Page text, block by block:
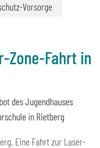
Vorsorge
Zone-Fahrt in
des Jugendhauses
in Rietberg
Eine Fahrt zur Laser-